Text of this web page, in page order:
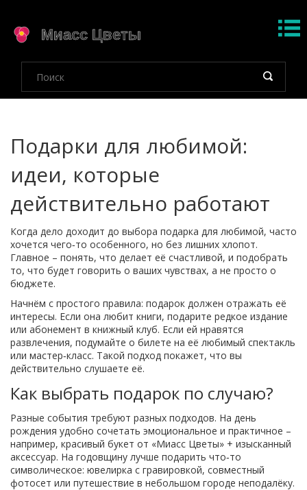
Подарки для любимой:
идеи, которые
действительно работают
Когда дело доходит до выбора подарка для любимой, часто
хочется чего‑то особенного, но без лишних хлопот.
Главное – понять, что делает её счастливой, и подобрать
то, что будет говорить о ваших чувствах, а не просто о
бюджете.
Начнём с простого правила: подарок должен отражать её
интересы. Если она любит книги, подарите редкое издание
или абонемент в книжный клуб. Если ей нравятся
развлечения, подумайте о билете на её любимый спектакль
или мастер‑класс. Такой подход покажет, что вы
действительно слушаете её.
Как выбрать подарок по случаю?
Разные события требуют разных подходов. На день
рождения удобно сочетать эмоциональное и практичное –
например, красивый букет от «Миасс Цветы» + изысканный
аксессуар. На годовщину лучше подарить что‑то
символическое: ювелирка с гравировкой, совместный
фотосет или путешествие в небольшом городе неподалёку.